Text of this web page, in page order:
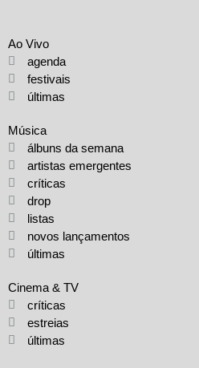
Ao Vivo
agenda
festivais
últimas
Música
álbuns da semana
artistas emergentes
críticas
drop
listas
novos lançamentos
últimas
Cinema & TV
críticas
estreias
últimas